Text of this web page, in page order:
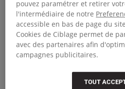
et de la robustesse signée
durer, à des prix incroyables.
Faites des
bagages en promo
pouvez paramétrer et retirer
l'intermédiaire de notre
accessible en bas de page du
Cookies de Ciblage permet de
avec des partenaires afin
campagnes publicitaires.
TOUT